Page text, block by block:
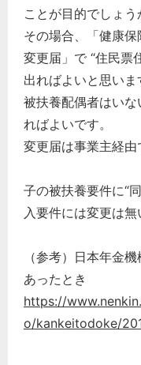
ことが目的でしょう
その場合、「健康
変更届」で “住民票
出ればよいと思いま
被扶養配偶者はい
ればよいです。
変更届は事業主経由
子の被扶養要件に“
入要件には変更は無
（参考）日本年金
あったとき
https://
o/kankeitodoke/
選択して
労務
経営
総務